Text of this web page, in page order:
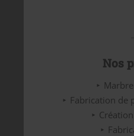
Nos
Fabrication de